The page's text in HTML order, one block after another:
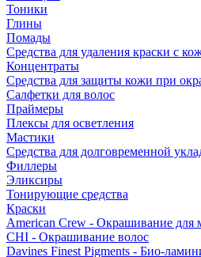
Тоники
Глины
Помады
Средства для удаления краски с
Концентраты
Средства для защиты кожи при
Салфетки для волос
Праймеры
Плексы для осветления
Мастики
Средства для долговременной
Филлеры
Эликсиры
Тонирующие средства
Краски
American Crew - Окрашивание для
CHI - Окрашивание волос
Davines Finest Pigments - Био-